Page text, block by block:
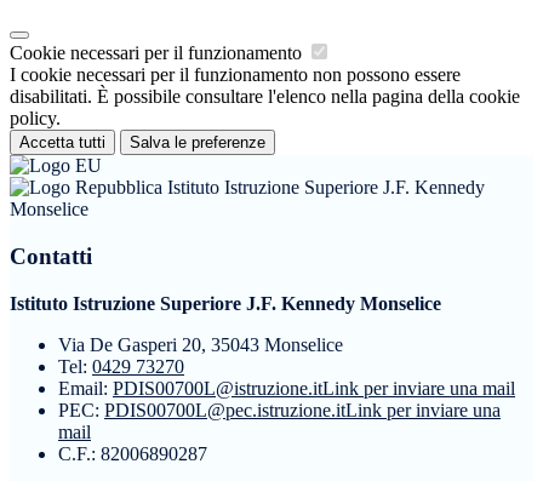
Cookie necessari per il funzionamento
I cookie necessari per il funzionamento non possono essere
disabilitati. È possibile consultare l'elenco nella pagina della cookie
policy.
Accetta tutti Salva le preferenze
Istituto Istruzione Superiore J.F. Kennedy
Monselice
Contatti
Istituto Istruzione Superiore J.F. Kennedy Monselice
Via De Gasperi 20, 35043 Monselice
Tel: 0429 73270
Email: PDIS00700L@istruzione.itLink per inviare una mail
PEC: PDIS00700L@pec.istruzione.itLink per inviare una
mail
C.F.: 82006890287